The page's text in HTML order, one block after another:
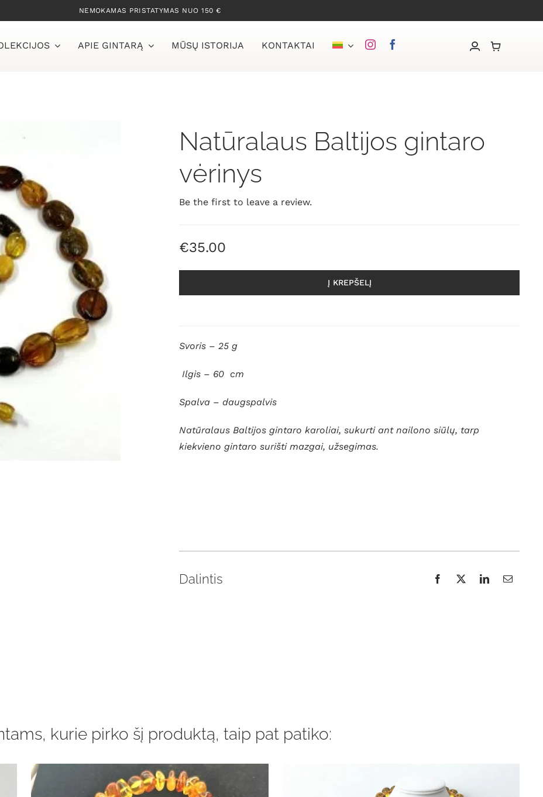
NEMOKAMAS PRISTATYMAS NUO 150 €
APIE GINTARĄ MŪSŲ ISTORIJA KONTAKTAI
Natūralaus Baltijos gintaro
vėrinys
Be the first to leave a review.
€35.00
Į KREPŠELĮ
Svoris – 25 g
Ilgis – 60 cm
Spalva – daugspalvis
Natūralaus Baltijos gintaro karoliai, sukurti ant nailono siūlų, tarp
kiekvieno gintaro surišti mazgai, užsegimas.
Dalintis
kurie pirko šį produktą, taip pat patiko: